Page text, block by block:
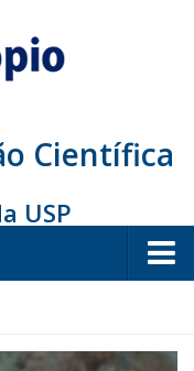
Científica
USP